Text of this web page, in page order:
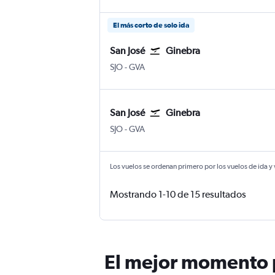
El más corto de solo ida
San José Ginebra
SJOSan José Internacional Juan Santamaría
-GVA
San José Ginebra
SJOSan José Internacional Juan Santamaría
-GVA
Los vuelos se ordenan primero por los vuelos de ida
Mostrando 1-10 de 15 resultados
El mejor momento